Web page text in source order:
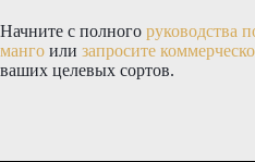
Начните с полного руководства
манго или запросите
ваших целевых сортов.